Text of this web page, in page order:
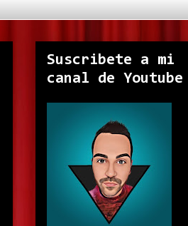
Suscribete a mi
canal de Youtube